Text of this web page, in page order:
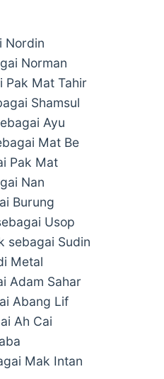
Nordin
Norman
Pak Mat Tahir
Shamsul
Ayu
Mat Be
Pak Mat
Nan
Burung
Usop
sebagai Sudin
Metal
Adam Sahar
Abang Lif
Ah Cai
Mak Intan